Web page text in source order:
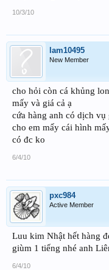
10/3/10
lam10495
New Member
cho hỏi còn cá khủng
mấy và giá cả ạ
cứa hàng anh có dịch
cho em mấy cái hình
có đc ko
6/4/10
pxc984
Active Member
Luu kim Nhật hết hàng
giùm 1 tiếng nhé anh
6/4/10